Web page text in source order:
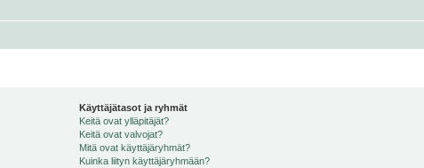
Käyttäjätasot ja ryhmät
Keitä ovat ylläpitäjät?
Keitä ovat valvojat?
Mitä ovat käyttäjäryhmät?
Kuinka liityn käyttäjäryhmään?